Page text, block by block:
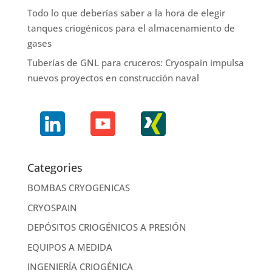
Todo lo que deberías saber a la hora de elegir
tanques criogénicos para el almacenamiento de
gases
Tuberías de GNL para cruceros: Cryospain impulsa
nuevos proyectos en construcción naval
Categories
BOMBAS CRYOGENICAS
CRYOSPAIN
DEPÓSITOS CRIOGÉNICOS A PRESIÓN
EQUIPOS A MEDIDA
INGENIERÍA CRIOGÉNICA